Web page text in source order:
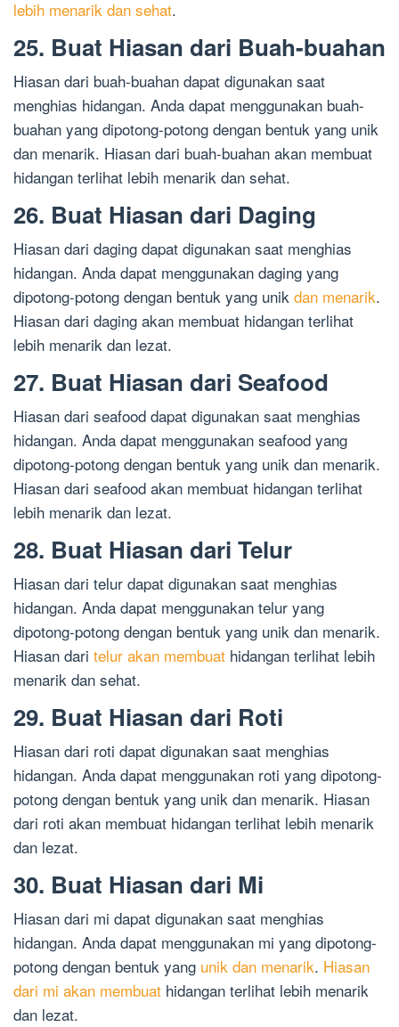
lebih menarik dan sehat.
25. Buat Hiasan dari Buah-buahan
Hiasan dari buah-buahan dapat digunakan saat
menghias hidangan. Anda dapat menggunakan buah-
buahan yang dipotong-potong dengan bentuk yang unik
dan menarik. Hiasan dari buah-buahan akan membuat
hidangan terlihat lebih menarik dan sehat.
26. Buat Hiasan dari Daging
Hiasan dari daging dapat digunakan saat menghias
hidangan. Anda dapat menggunakan daging yang
dipotong-potong dengan bentuk yang unik dan menarik.
Hiasan dari daging akan membuat hidangan terlihat
lebih menarik dan lezat.
27. Buat Hiasan dari Seafood
Hiasan dari seafood dapat digunakan saat menghias
hidangan. Anda dapat menggunakan seafood yang
dipotong-potong dengan bentuk yang unik dan menarik.
Hiasan dari seafood akan membuat hidangan terlihat
lebih menarik dan lezat.
28. Buat Hiasan dari Telur
Hiasan dari telur dapat digunakan saat menghias
hidangan. Anda dapat menggunakan telur yang
dipotong-potong dengan bentuk yang unik dan menarik.
Hiasan dari telur akan membuat hidangan terlihat lebih
menarik dan sehat.
29. Buat Hiasan dari Roti
Hiasan dari roti dapat digunakan saat menghias
hidangan. Anda dapat menggunakan roti yang dipotong-
potong dengan bentuk yang unik dan menarik. Hiasan
dari roti akan membuat hidangan terlihat lebih menarik
dan lezat.
30. Buat Hiasan dari Mi
Hiasan dari mi dapat digunakan saat menghias
hidangan. Anda dapat menggunakan mi yang dipotong-
potong dengan bentuk yang unik dan menarik. Hiasan
dari mi akan membuat hidangan terlihat lebih menarik
dan lezat.